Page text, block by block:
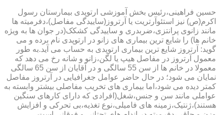
حسین فراهینی،رئیس بخش آموزشی ارتوپدی بیمارستان رسول
اکرم(ص) نیز استئوآرتریت یا آرتروز(ساییدگی مفاصل)،دفرمیته ها
مانند زانوی پرانتزی،ضربدری و ساییدگی کشکک(در جوان ها به ویژه
خانم ها) را شایع ترین بیماری های زانو در ارتوپدی نام برده و می
گوید: آرتروز شایع ترین بیماری ارتوپدی به حساب می آید.به طور
معمول آرتروز در مفاصل هیپ یا لگن،زانو و شانه رخ می دهد که
معمولا در خانم ها از سن 55 سالگی و در آقایان از سن 65 سالگی
نمایان می شود؛ در حال حاضر عوامل جغرافیایی در آرتروز مفاصل
کمتر دیده می شود،اما بیماری های تخریب مفاصلی بیشتر وابسته به
عواملی مانند سن و جنس،شغل(افرادی که دارای کارهای سنگین
هستند)،ژنتیک،زمینه های فامیلی،نوع تغذیه،بی تحرکی و افزایش